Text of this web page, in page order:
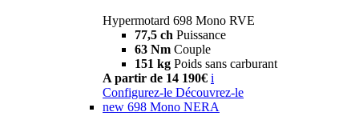
Hypermotard 698 Mono RVE
77,5 ch Puissance
63 Nm Couple
151 kg Poids sans carburant
A partir de 14 190€ i
Configurez-le Découvrez-le
new 698 Mono NERA